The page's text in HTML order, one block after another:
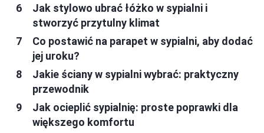
Jak stylowo ubrać łóżko w sypialni i
stworzyć przytulny klimat
Co postawić na parapet w sypialni, aby dodać
jej uroku?
Jakie ściany w sypialni wybrać: praktyczny
przewodnik
Jak ocieplić sypialnię: proste poprawki dla
większego komfortu